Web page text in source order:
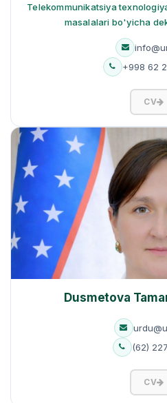
Telekommunikatsiya
masalalari bo'yicha
+998 62
CV
Dusmetova
(62)
CV